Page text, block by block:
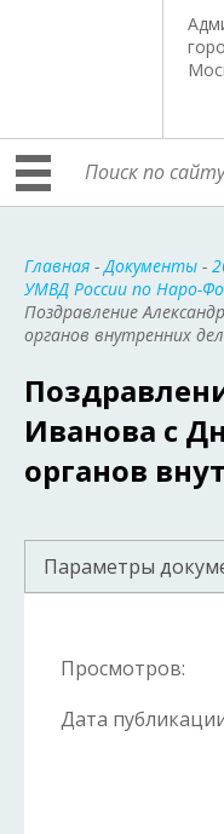
Главная -Документы -
УМВД России по Наро-
Поздравление
органов внутренних
Иванова с
органов
Параметры
Просмотров:
Дата